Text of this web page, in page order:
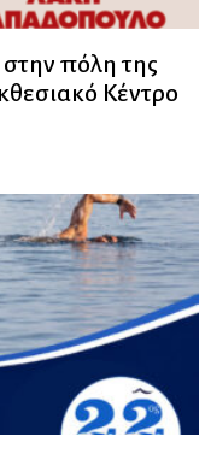
πόλη της
Κέντρο